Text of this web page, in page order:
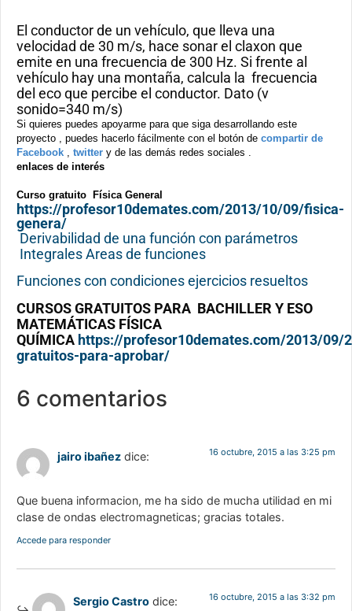
El conductor de un vehículo, que lleva una
velocidad de 30 m/s, hace sonar el claxon que
emite en una frecuencia de 300 Hz. Si frente al
vehículo hay una montaña, calcula la frecuencia
del eco que percibe el conductor. Dato (v
sonido=340 m/s)
Si quieres puedes apoyarme para que siga desarrollando este
proyecto , puedes hacerlo fácilmente con el botón de compartir de
Facebook
twitter y de las demás redes sociales .
enlaces de interés
Curso gratuito Física General
https://profesor10demates.com/2013/10/09/fisica-
genera/
Derivabilidad de una función con parámetros
Integrales Areas de funciones
Funciones con condiciones ejercicios resueltos
CURSOS GRATUITOS PARA BACHILLER Y ESO
MATEMÁTICAS FÍSICA
QUÍMICA https://profesor10demates.com/2013/09/
gratuitos-para-aprobar/
6 comentarios
jairo ibañez dice: 16 octubre, 2015 a las 3:25 pm
Que buena informacion, me ha sido de mucha utilidad en mi
clase de ondas electromagneticas; gracias totales.
Accede para responder
Sergio Castro dice: 16 octubre, 2015 a las 3:32 pm